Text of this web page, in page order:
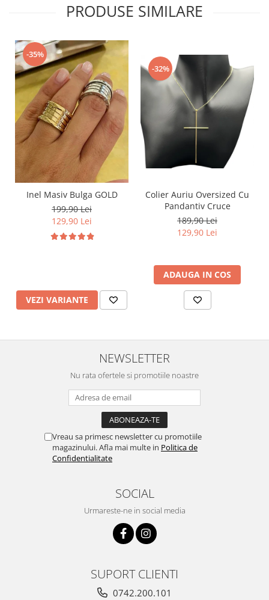
PRODUSE SIMILARE
-35%
Inel Masiv Bulga GOLD
199,90 Lei
129,90 Lei
VEZI VARIANTE
-32%
Colier Auriu Oversized Cu
Pandantiv Cruce
189,90 Lei
129,90 Lei
ADAUGA IN COS
NEWSLETTER
Nu rata ofertele si promotiile noastre
Vreau sa primesc newsletter cu promotiile
magazinului. Afla mai multe in Politica de
Confidentialitate
SOCIAL
Urmareste-ne in social media
SUPORT CLIENTI
0742.200.101